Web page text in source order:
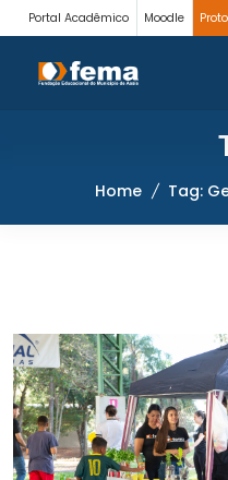
Portal Acadêmico Moodle
Home Tag: